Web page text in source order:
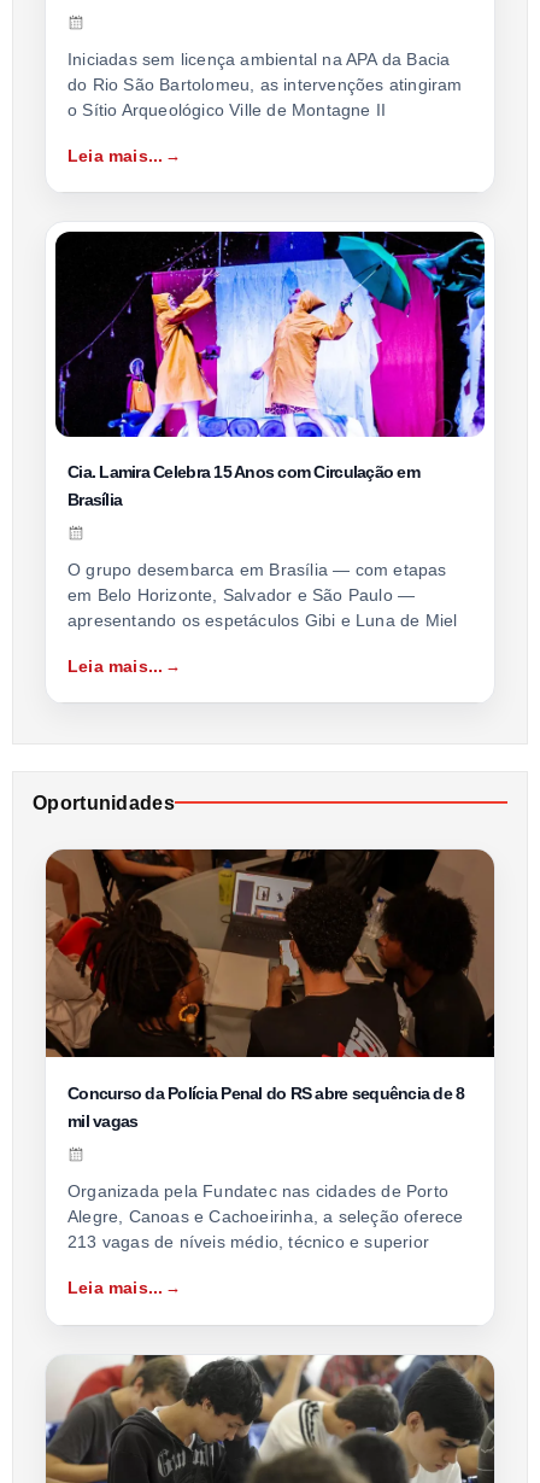
Iniciadas sem licença ambiental na APA da Bacia
do Rio São Bartolomeu, as intervenções atingiram
o Sítio Arqueológico Ville de Montagne II
Leia mais...
Cia. Lamira Celebra 15 Anos com Circulação em
Brasília
O grupo desembarca em Brasília — com etapas
em Belo Horizonte, Salvador e São Paulo —
apresentando os espetáculos Gibi e Luna de Miel
Leia mais...
Oportunidades
Concurso da Polícia Penal do RS abre sequência de 8
mil vagas
Organizada pela Fundatec nas cidades de Porto
Alegre, Canoas e Cachoeirinha, a seleção oferece
213 vagas de níveis médio, técnico e superior
Leia mais...